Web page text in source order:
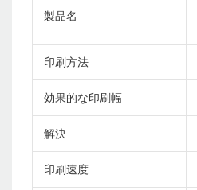
製品名
印刷方法
効果的な印刷幅
解決
印刷速度